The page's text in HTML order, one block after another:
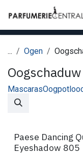
Overslaan naar inhoud
... Ogen
Oogschaduw
Mascaras
Paese Dancing
Eyeshadow 805